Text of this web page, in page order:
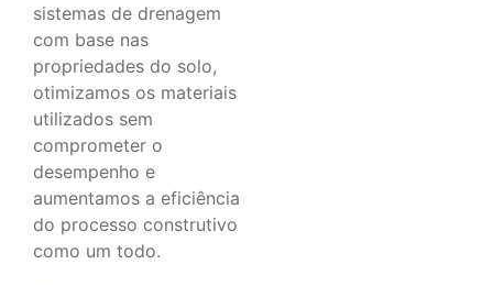
sistemas de drenagem
com base nas
propriedades do solo,
otimizamos os materiais
utilizados sem
comprometer o
desempenho e
aumentamos a eficiência
do processo construtivo
como um todo.